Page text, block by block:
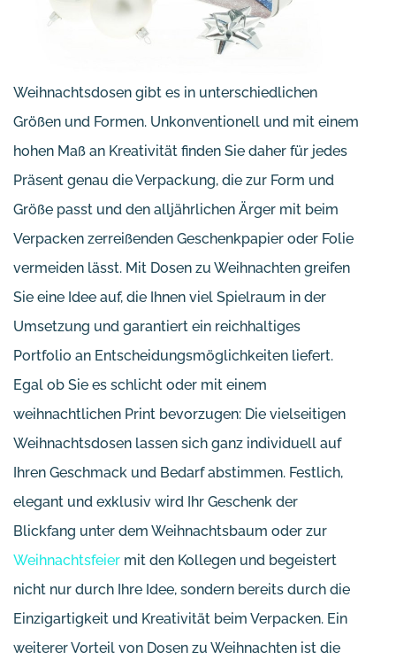
Weihnachtsdosen gibt es in unterschiedlichen
Größen und Formen. Unkonventionell und mit einem
hohen Maß an Kreativität finden Sie daher für jedes
Präsent genau die Verpackung, die zur Form und
Größe passt und den alljährlichen Ärger mit beim
Verpacken zerreißenden Geschenkpapier oder Folie
vermeiden lässt. Mit Dosen zu Weihnachten greifen
Sie eine Idee auf, die Ihnen viel Spielraum in der
Umsetzung und garantiert ein reichhaltiges
Portfolio an Entscheidungsmöglichkeiten liefert.
Egal ob Sie es schlicht oder mit einem
weihnachtlichen Print bevorzugen: Die vielseitigen
Weihnachtsdosen lassen sich ganz individuell auf
Ihren Geschmack und Bedarf abstimmen. Festlich,
elegant und exklusiv wird Ihr Geschenk der
Blickfang unter dem Weihnachtsbaum oder zur
Weihnachtsfeier mit den Kollegen und begeistert
nicht nur durch Ihre Idee, sondern bereits durch die
Einzigartigkeit und Kreativität beim Verpacken. Ein
weiterer Vorteil von Dosen zu Weihnachten ist die